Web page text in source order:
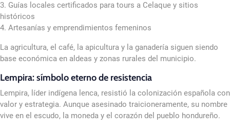
3. Guías locales certificados para tours a Celaque y sitios
históricos
4. Artesanías y emprendimientos femeninos
La agricultura, el café, la apicultura y la ganadería siguen siendo
base económica en aldeas y zonas rurales del municipio.
Lempira: símbolo eterno de resistencia
Lempira, líder indígena lenca, resistió la colonización española con
valor y estrategia. Aunque asesinado traicioneramente, su nombre
vive en el escudo, la moneda y el corazón del pueblo hondureño.